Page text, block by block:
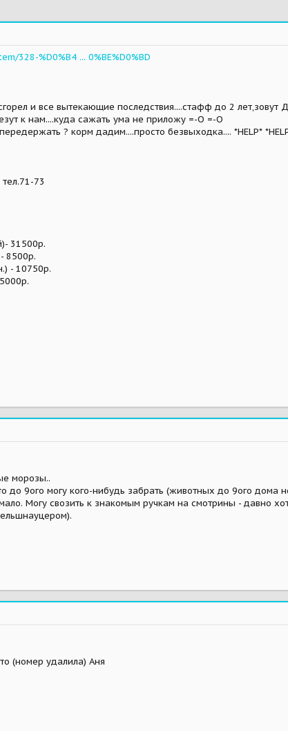
328-%D0%B4 ... 0%BE%D0%BD
и все вытекающие последствия....стафф до 2 лет,зовут
к нам....куда сажать ума не приложу =-O =-O
? корм дадим....просто безвыходка.... *HELP*
73
31500р.
8500р.
- 10750р.
морозы..
до 9ого могу кого-нибудь забрать (животных до 9ого дома
Могу свозить к знакомым ручкам на смотрины - давно
(номер удалила) Аня